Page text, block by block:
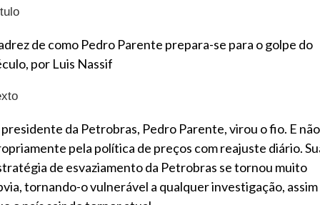
de como Pedro Parente prepara-se para o golpe do
por Luis Nassif
da Petrobras, Pedro Parente, virou o fio. E não
pela política de preços com reajuste diário.
de esvaziamento da Petrobras se tornou muito
tornando-o vulnerável a qualquer investigação, assim